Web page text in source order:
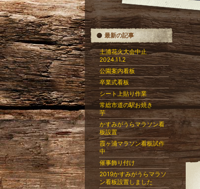
最新の記事
土浦花火大会中止
2024.11.2
公園案内看板
卒業式看板
シート上貼り作業
常総市道の駅お焼き
芋
かすみがうらマラソン看
板設置
霞ヶ浦マラソン看板試作
中
催事飾り付け
2019かすみがうらマラソ
ン看板設置しました